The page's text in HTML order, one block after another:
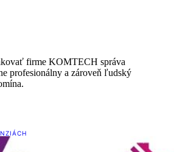
firme KOMTECH správa
profesionálny a zároveň ľudský
práca im išla doslova od ruky.
vysvetlili a bez akéhokoľvek
otázku. Nesprávali sa ako
a dovidenia“, ale ako ľudia,